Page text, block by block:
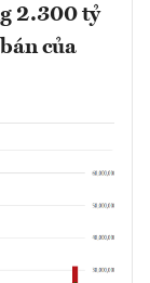
2.300 tỷ
của